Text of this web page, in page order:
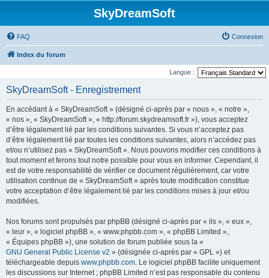
SkyDreamSoft
FAQ Connexion
Index du forum
Langue :
SkyDreamSoft - Enregistrement
En accédant à « SkyDreamSoft » (désigné ci-après par « nous », « notre »,
« nos », « SkyDreamSoft », « http://forum.skydreamsoft.fr »), vous acceptez
d’être légalement lié par les conditions suivantes. Si vous n’acceptez pas
d’être légalement lié par toutes les conditions suivantes, alors n’accédez pas
et/ou n’utilisez pas « SkyDreamSoft ». Nous pouvons modifier ces conditions à
tout moment et ferons tout notre possible pour vous en informer. Cependant, il
est de votre responsabilité de vérifier ce document régulièrement, car votre
utilisation continue de « SkyDreamSoft » après toute modification constitue
votre acceptation d’être légalement lié par les conditions mises à jour et/ou
modifiées.
Nos forums sont propulsés par phpBB (désigné ci-après par « ils », « eux »,
« leur », « logiciel phpBB », « www.phpbb.com », « phpBB Limited »,
« Équipes phpBB »), une solution de forum publiée sous la «
GNU General Public License v2 » (désignée ci-après par « GPL ») et
téléchargeable depuis www.phpbb.com. Le logiciel phpBB facilite uniquement
les discussions sur Internet ; phpBB Limited n’est pas responsable du contenu